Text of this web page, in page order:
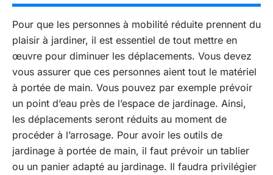
Pour que les personnes à mobilité réduite prennent du
plaisir à jardiner, il est essentiel de tout mettre en
œuvre pour diminuer les déplacements. Vous devez
vous assurer que ces personnes aient tout le matériel
à portée de main. Vous pouvez par exemple prévoir
un point d’eau près de l’espace de jardinage. Ainsi,
les déplacements seront réduits au moment de
procéder à l’arrosage. Pour avoir les outils de
jardinage à portée de main, il faut prévoir un tablier
ou un panier adapté au jardinage. Il faudra privilégier